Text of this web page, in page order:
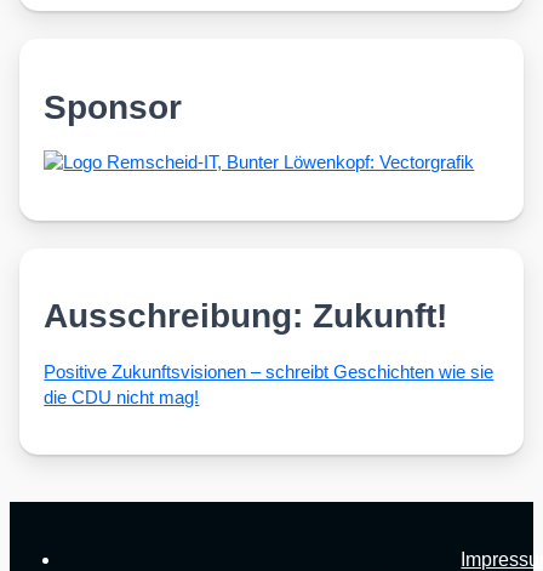
Sponsor
Ausschreibung: Zukunft!
Posi­ti­ve Zukunfts­vi­sio­nen – schreibt Geschich­ten wie sie
die CDU nicht mag!